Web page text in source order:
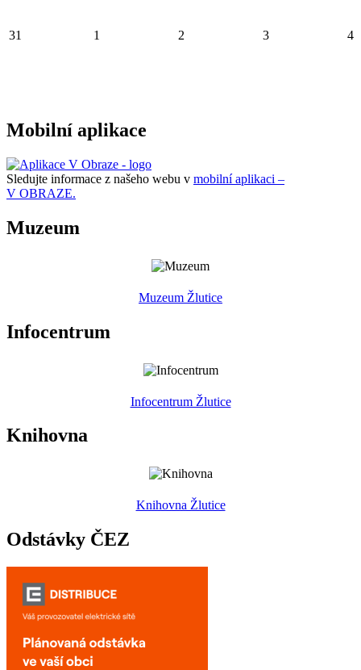
31 1 2 3 4
Mobilní aplikace
Sledujte informace z našeho webu v mobilní aplikaci –
V OBRAZE.
Muzeum
Muzeum Žlutice
Infocentrum
Infocentrum Žlutice
Knihovna
Knihovna Žlutice
Odstávky ČEZ